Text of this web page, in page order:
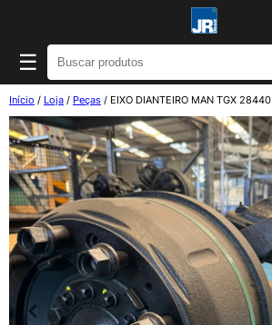
☰
Início / Loja / Peças / EIXO DIANTEIRO MAN TGX 28440